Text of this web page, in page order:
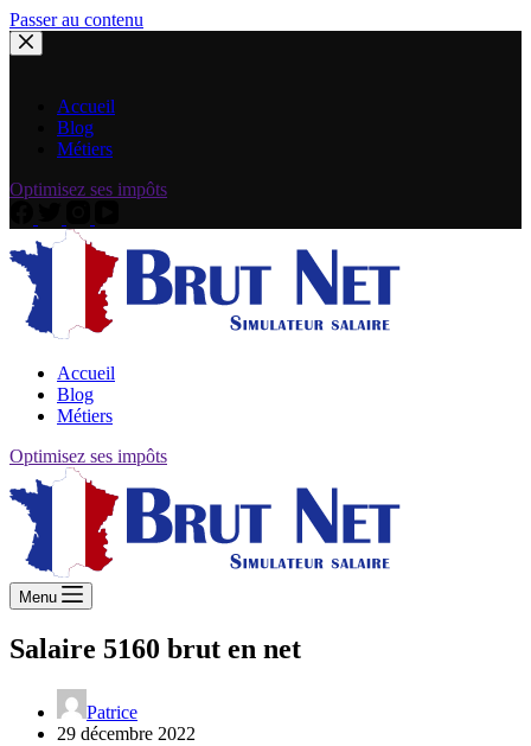
Passer au contenu
Accueil
Blog
Métiers
Optimisez ses impôts
Accueil
Blog
Métiers
Optimisez ses impôts
Menu
Salaire 5160 brut en net
Patrice
29 décembre 2022